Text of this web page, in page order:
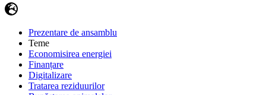
Prezentare de ansamblu
Teme
Economisirea energiei
Finanțare
Digitalizare
Tratarea reziduurilor